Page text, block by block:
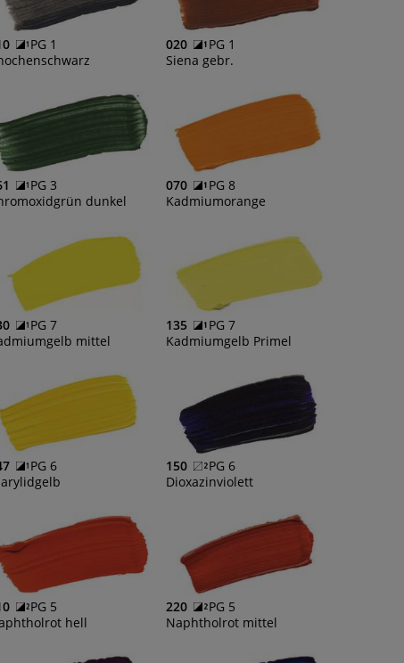
PG 1
020
PG 1
Siena gebr.
PG 3
dunkel
070
PG 8
Kadmiumorange
PG 7
mittel
135
PG 7
Kadmiumgelb Primel
PG 6
150
PG 6
Dioxazinviolett
PG 5
hell
220
PG 5
Naphtholrot mittel